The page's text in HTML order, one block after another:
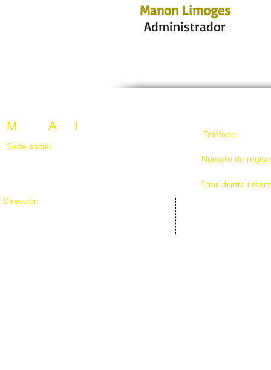
Manon Limoges
Administrador
M A I
Sede social
Dirección
Teléfono:
Número de
Tous droits